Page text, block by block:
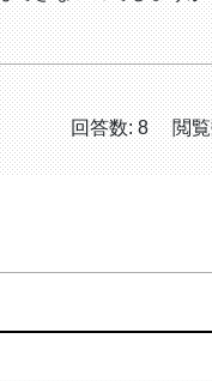
回答数: 8 閲